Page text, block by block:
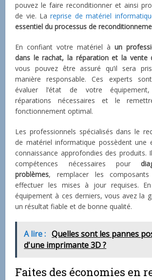
pouvez le faire reconditionner et ainsi
de vie. Lareprise de matériel
essentiel du processus de
En confiant votre matériel à un
dans le rachat, la réparation et la vente
vous pouvez être assuré qu’il sera
manière responsable. Ces experts
évaluer l’état de votre
réparations nécessaires et le
fonctionnement optimal.
Les professionnels spécialisés dans le
de matériel informatique possèdent une
connaissance approfondies des produits.
compétences nécessaires pour
problèmes, remplacer les
effectuer les mises à jour requises.
équipement à ces derniers, vous avez la
un résultat fiable et de bonne qualité.
A lire : Quelles sont les pannes
d'une imprimante 3D ?
Faites des économies en